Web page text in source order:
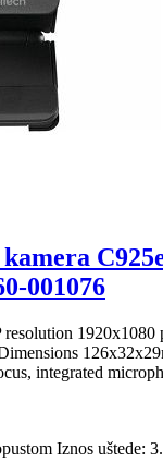
001076
1920x1080
integrated
Iznos uštede: